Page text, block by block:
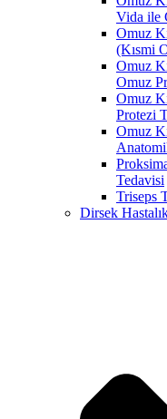
Vida ile
Omuz
(Kısmi
Omuz
Omuz
Omuz
Protezi
Omuz
Tedavisi
Triseps
Dirsek